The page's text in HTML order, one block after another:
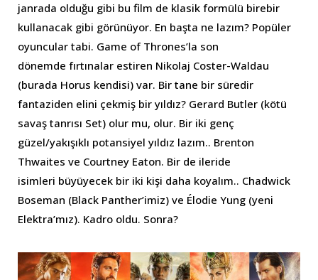
janrada olduğu gibi bu film de klasik formülü birebir
kullanacak gibi görünüyor. En başta ne lazım? Popüler
oyuncular tabi. Game of Thrones’la son
dönemde fırtınalar estiren Nikolaj Coster-Waldau
(burada Horus kendisi) var. Bir tane bir süredir
fantaziden elini çekmiş bir yıldız? Gerard Butler (kötü
savaş tanrısı Set) olur mu, olur. Bir iki genç
güzel/yakışıklı potansiyel yıldız lazım.. Brenton
Thwaites ve Courtney Eaton. Bir de ileride
isimleri büyüyecek bir iki kişi daha koyalım.. Chadwick
Boseman (Black Panther’imiz) ve Élodie Yung (yeni
Elektra’mız). Kadro oldu. Sonra?